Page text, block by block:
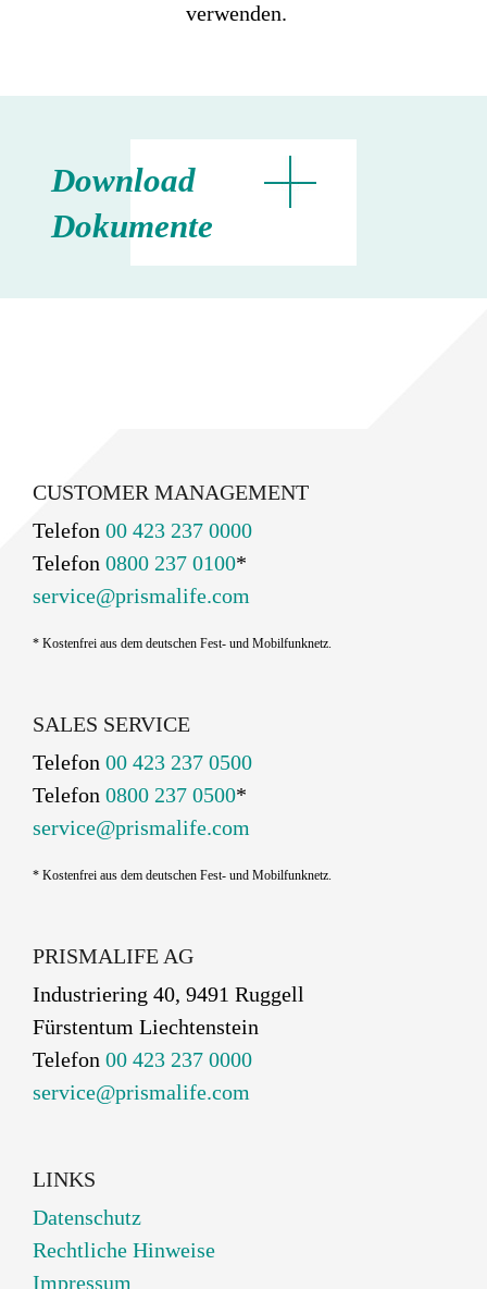
verwenden.
Download
Dokumente
CUSTOMER MANAGEMENT
Telefon 00 423 237 0000
Telefon 0800 237 0100*
service@prismalife.com
* Kostenfrei aus dem deutschen Fest- und Mobilfunknetz.
SALES SERVICE
Telefon 00 423 237 0500
Telefon 0800 237 0500*
service@prismalife.com
* Kostenfrei aus dem deutschen Fest- und Mobilfunknetz.
PRISMALIFE AG
Industriering 40, 9491 Ruggell
Fürstentum Liechtenstein
Telefon 00 423 237 0000
service@prismalife.com
LINKS
Datenschutz
Rechtliche Hinweise
Impressum